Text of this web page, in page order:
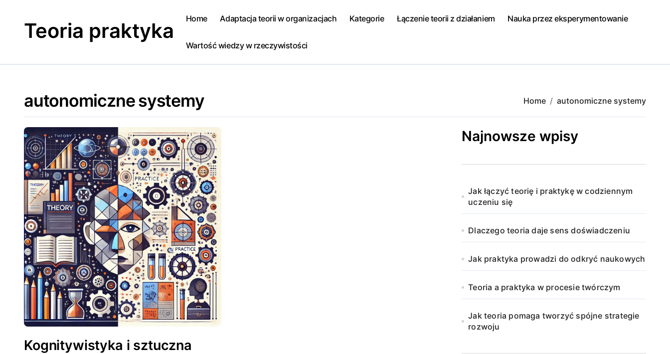
contentTeoria praktyka Home Adaptacja teorii w organizacjach Kategorie Łączenie teorii z działaniem Nauka przez eksperymentowanie
Wartość wiedzy w rzeczywistości
autonomiczne systemy Home autonomiczne systemy
Kognitywistyka i sztuczna
Najnowsze wpisy
Jak łączyć teorię i praktykę w codziennym
uczeniu się
Dlaczego teoria daje sens doświadczeniu
Jak praktyka prowadzi do odkryć naukowych
Teoria a praktyka w procesie twórczym
Jak teoria pomaga tworzyć spójne strategie
rozwoju